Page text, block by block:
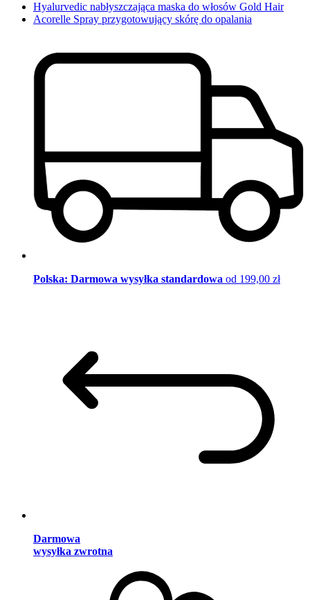
Hyalurvedic nabłyszczająca maska do włosów Gold Hair
Acorelle Spray przygotowujący skórę do opalania
Polska: Darmowa wysyłka standardowa od 199,00 zł
Darmowa
wysyłka zwrotna